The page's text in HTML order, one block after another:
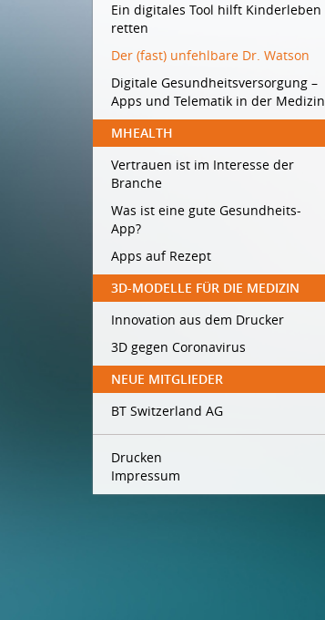
Ein digitales Tool hilft Kinderleben
retten
Der (fast) unfehlbare Dr. Watson
Digitale Gesundheitsversorgung –
Apps und Telematik in der Medizin
MHEALTH
Vertrauen ist im Interesse der
Branche
Was ist eine gute Gesundheits-
App?
Apps auf Rezept
3D-MODELLE FÜR DIE MEDIZIN
Innovation aus dem Drucker
3D gegen Coronavirus
NEUE MITGLIEDER
BT Switzerland AG
Drucken
Impressum